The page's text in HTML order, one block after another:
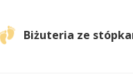
Biżuteria ze